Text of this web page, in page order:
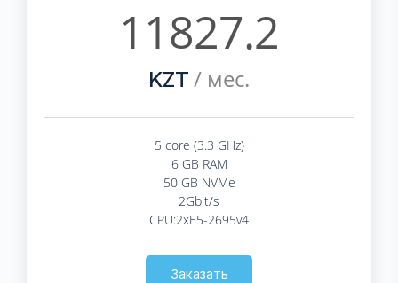
11827.2
KZT / мес.
5 core (3.3 GHz)
6 GB RAM
50 GB NVMe
2Gbit/s
CPU:2xE5-2695v4
Заказать